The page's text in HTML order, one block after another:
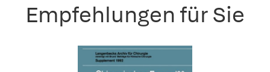
Empfehlungen für Sie